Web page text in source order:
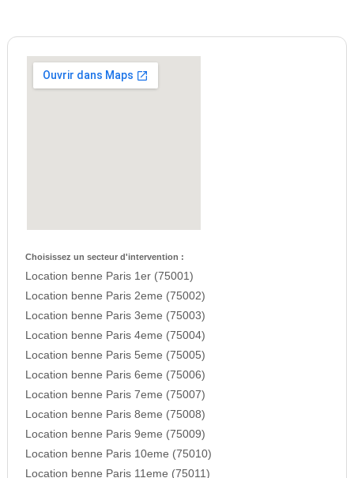
Choisissez un secteur d'intervention :
Location benne Paris 1er (75001)
Location benne Paris 2eme (75002)
Location benne Paris 3eme (75003)
Location benne Paris 4eme (75004)
Location benne Paris 5eme (75005)
Location benne Paris 6eme (75006)
Location benne Paris 7eme (75007)
Location benne Paris 8eme (75008)
Location benne Paris 9eme (75009)
Location benne Paris 10eme (75010)
Location benne Paris 11eme (75011)